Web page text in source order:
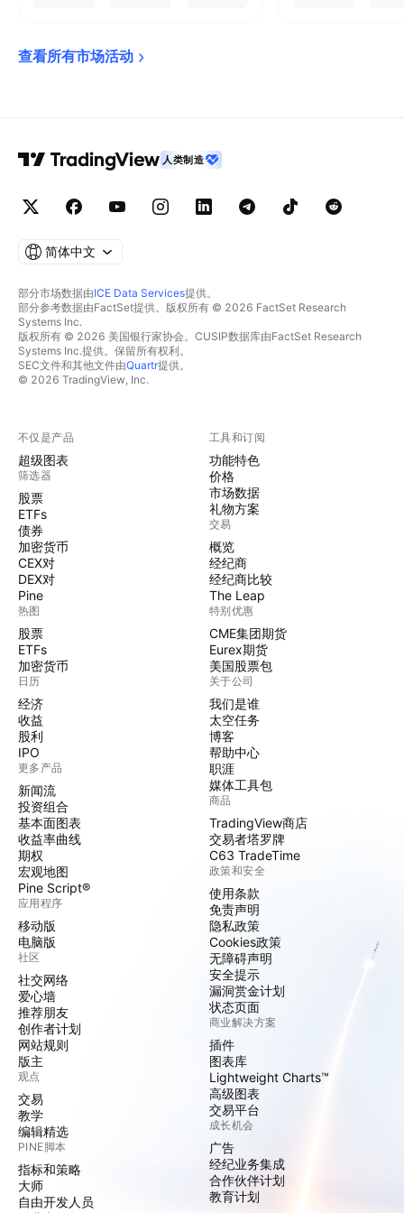
查看所有市场活动
人类制造
简体中文
部分市场数据由ICE Data Services提供。
部分参考数据由FactSet提供。版权所有 © 2026 FactSet Research
Systems Inc.
版权所有 © 2026 美国银行家协会。CUSIP数据库由FactSet Research
Systems Inc.提供。保留所有权利。
SEC文件和其他文件由Quartr提供。
© 2026 TradingView, Inc.
不仅是产品
超级图表
筛选器
股票
ETFs
债券
加密货币
CEX对
DEX对
Pine
热图
股票
ETFs
加密货币
日历
经济
收益
股利
IPO
更多产品
新闻流
投资组合
基本面图表
收益率曲线
期权
宏观地图
Pine Script®
应用程序
移动版
电脑版
社区
社交网络
爱心墙
推荐朋友
创作者计划
网站规则
版主
观点
交易
教学
编辑精选
PINE脚本
指标和策略
大师
自由开发人员
工具和订阅
功能特色
价格
市场数据
礼物方案
交易
概览
经纪商
经纪商比较
The Leap
特别优惠
CME集团期货
Eurex期货
美国股票包
关于公司
我们是谁
太空任务
博客
帮助中心
职涯
媒体工具包
商品
TradingView商店
交易者塔罗牌
C63 TradeTime
政策和安全
使用条款
免责声明
隐私政策
Cookies政策
无障碍声明
安全提示
漏洞赏金计划
状态页面
商业解决方案
插件
图表库
Lightweight Charts™
高级图表
交易平台
成长机会
广告
经纪业务集成
合作伙伴计划
教育计划